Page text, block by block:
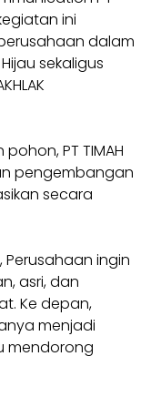
ini
dalam
sekaligus
PT TIMAH
pengembangan
secara
Perusahaan ingin
asri, dan
Ke depan,
menjadi
mendorong